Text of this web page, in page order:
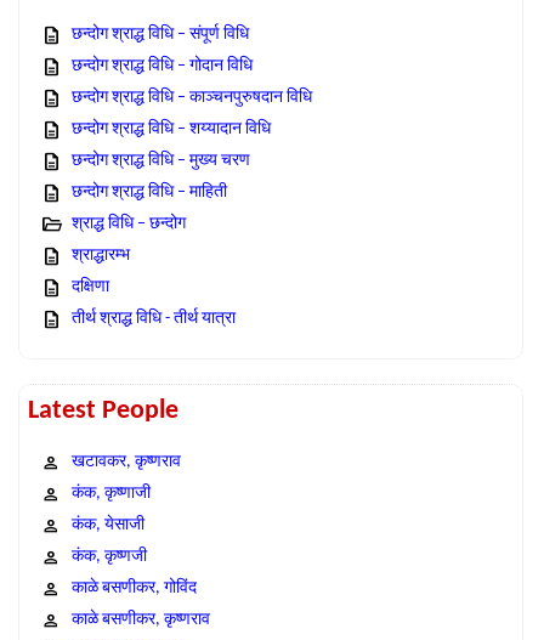
छन्दोग श्राद्ध विधि – संपूर्ण विधि
छन्दोग श्राद्ध विधि – गोदान विधि
छन्दोग श्राद्ध विधि – काञ्चनपुरुषदान विधि
छन्दोग श्राद्ध विधि – शय्यादान विधि
छन्दोग श्राद्ध विधि – मुख्य चरण
छन्दोग श्राद्ध विधि – माहिती
श्राद्ध विधि – छन्दोग
श्राद्धारम्भ
दक्षिणा
तीर्थ श्राद्ध विधि - तीर्थ यात्रा
Latest People
खटावकर, कृष्णराव
कंक, कृष्णाजी
कंक, येसाजी
कंक, कृष्णजी
काळे बसणीकर, गोविंद
काळे बसणीकर, कृष्णराव